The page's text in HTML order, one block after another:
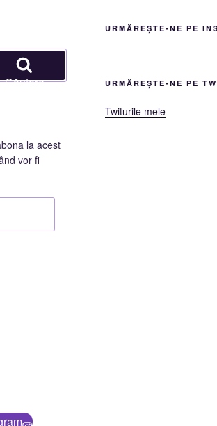
Căutare
la acest
vor fi
URMĂREȘTE-NE PE
URMĂREȘTE-NE PE
Twiturile mele